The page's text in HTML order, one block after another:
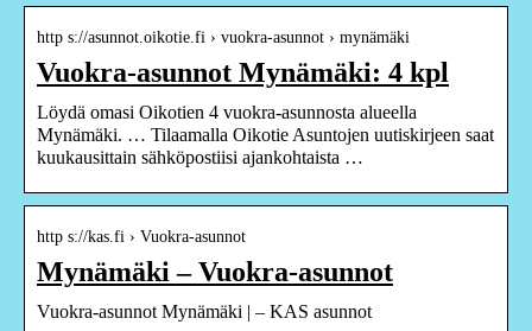
http s://asunnot.oikotie.fi › vuokra-asunnot › mynämäki
Vuokra-asunnot Mynämäki: 4 kpl
Löydä omasi Oikotien 4 vuokra-asunnosta alueella
Mynämäki. … Tilaamalla Oikotie Asuntojen uutiskirjeen saat
kuukausittain sähköpostiisi ajankohtaista …
http s://kas.fi › Vuokra-asunnot
Mynämäki – Vuokra-asunnot
Vuokra-asunnot Mynämäki | – KAS asunnot